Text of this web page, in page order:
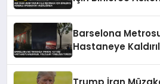
Barselona
Hastaneye